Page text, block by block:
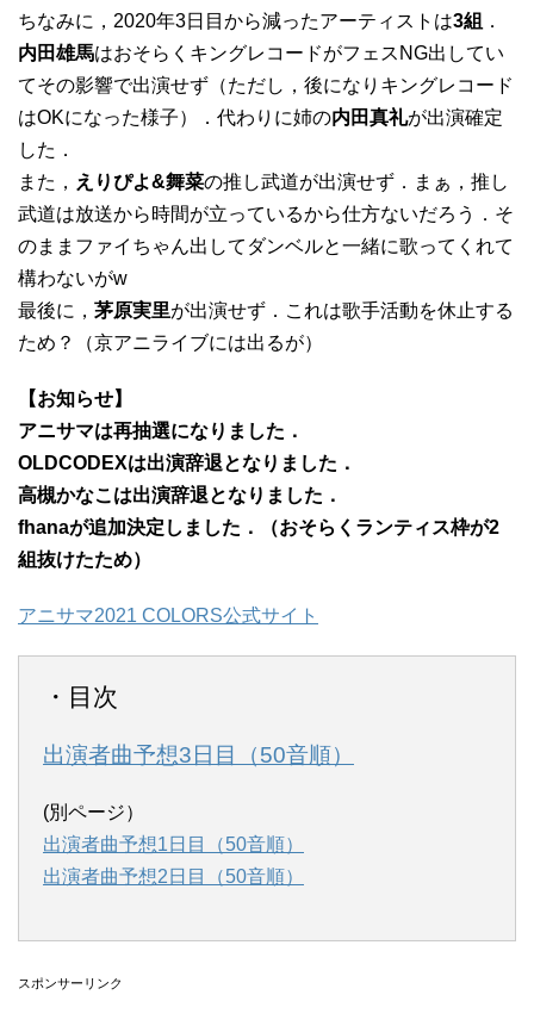
ちなみに，2020年3日目から減ったアーティストは3組 ．
内田雄馬はおそらくキングレコードがフェスNG出してい
てその影響で出演せず（ただし，後になりキングレコード
はOKになった様子）．代わりに姉の内田真礼が出演確定
した．
また， えりぴよ&舞菜の推し武道が出演せず．まぁ，推し
武道は放送から時間が立っているから仕方ないだろう．そ
のままファイちゃん出してダンベルと一緒に歌ってくれて
構わないがw
最後に， 茅原実里が出演せず．これは歌手活動を休止する
ため？（京アニライブには出るが）
【お知らせ】
アニサマは再抽選になりました．
OLDCODEXは出演辞退となりました．
高槻かなこは出演辞退となりました．
fhanaが追加決定しました．（おそらくランティス枠が2
組抜けたため）
アニサマ2021 COLORS公式サイト
・目次
出演者曲予想3日目（50音順）
(別ページ）
出演者曲予想1日目（50音順）
出演者曲予想2日目（50音順）
スポンサーリンク